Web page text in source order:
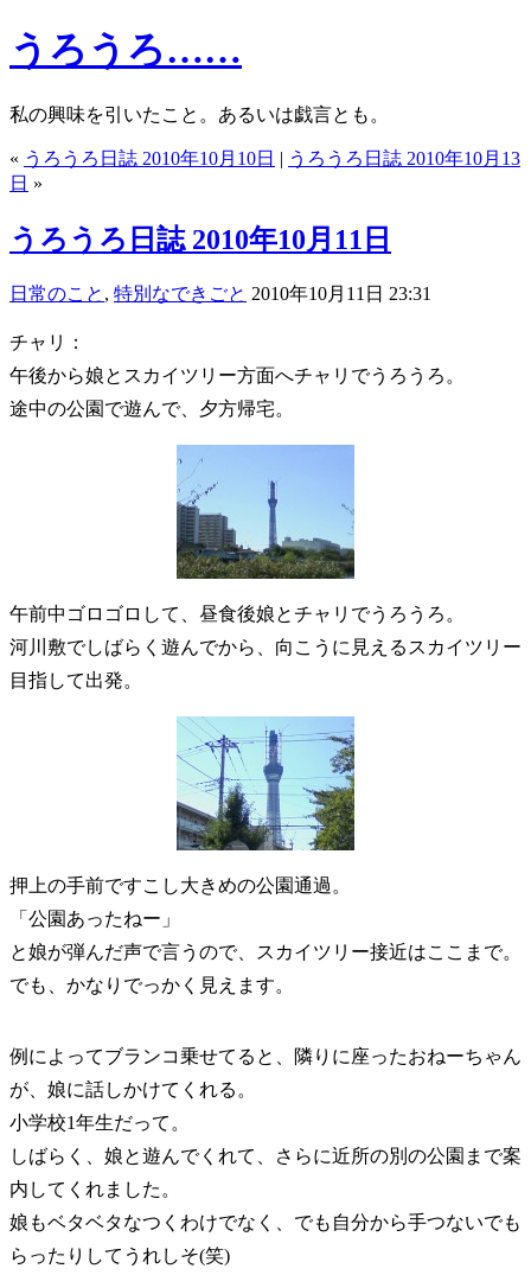
うろうろ……
私の興味を引いたこと。あるいは戯言とも。
« うろうろ日誌 2010年10月10日 | うろうろ日誌 2010年10月13
日 »
うろうろ日誌 2010年10月11日
日常のこと , 特別なできごと 2010年10月11日 23:31
チャリ：
午後から娘とスカイツリー方面へチャリでうろうろ。
途中の公園で遊んで、夕方帰宅。
午前中ゴロゴロして、昼食後娘とチャリでうろうろ。
河川敷でしばらく遊んでから、向こうに見えるスカイツリー
目指して出発。
押上の手前ですこし大きめの公園通過。
「公園あったねー」
と娘が弾んだ声で言うので、スカイツリー接近はここまで。
でも、かなりでっかく見えます。
例によってブランコ乗せてると、隣りに座ったおねーちゃん
が、娘に話しかけてくれる。
小学校1年生だって。
しばらく、娘と遊んでくれて、さらに近所の別の公園まで案
内してくれました。
娘もベタベタなつくわけでなく、でも自分から手つないでも
らったりしてうれしそ(笑)